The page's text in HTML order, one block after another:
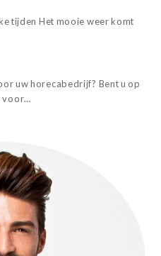
tijden Het mooie weer komt
uw horecabedrijf? Bent u op
voor…